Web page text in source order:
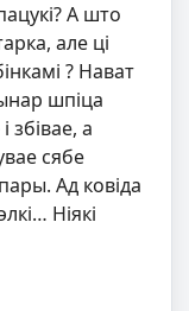
А што
але ці
? Нават
шпіца
а
сябе
Ад ковіда
Ніякі